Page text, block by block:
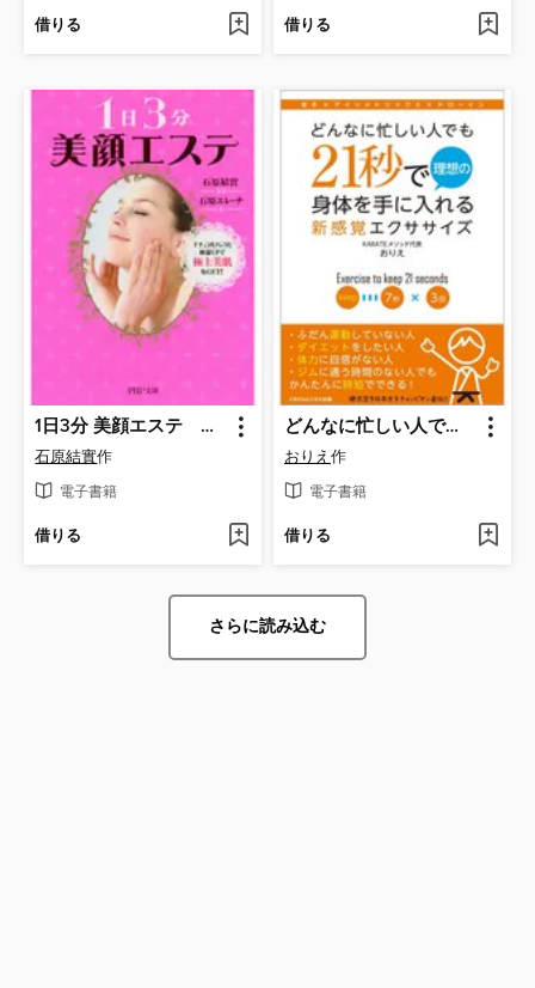
借りる 借りる
1日3分 美顔エステ ナチュラルパックと体温UPで極上美肌をGET!
石原結實作
電子書籍
借りる
どんなに忙しい人でも21秒で理想の身体を手に入れる新感覚エクササイズ
おりえ作
電子書籍
借りる
さらに読み込む